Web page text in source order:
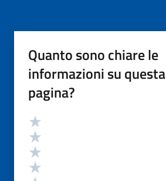
Quanto sono chiare le
informazioni su questa
pagina?
Valutazione